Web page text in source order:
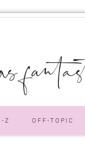
Z OFF-TOPIC